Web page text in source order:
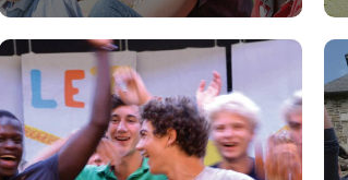
Un accueil spécifique à chaque âge,
parents et enfants.